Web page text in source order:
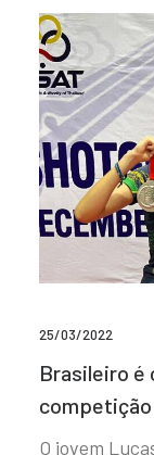
25/03/2022
Brasileiro é
competição
O jovem